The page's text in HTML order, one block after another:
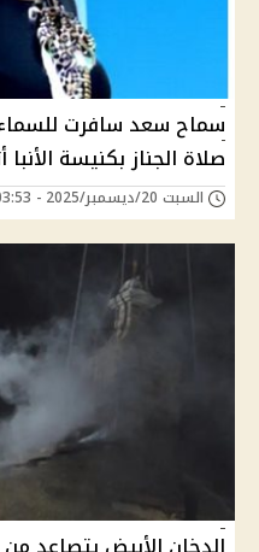
سماح سعد سافرت
صلاة الجناز بكنيسة
السبت 20/ديسمبر/2025 - 03:53 م